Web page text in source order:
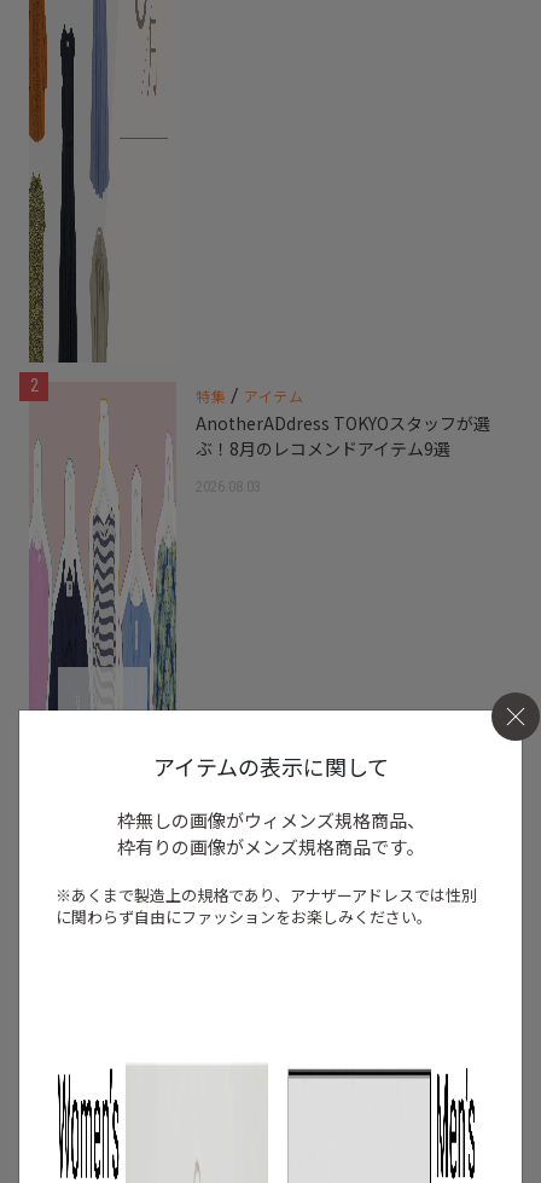
2 特集 / アイテム
AnotherADdress TOKYOスタッフが選
ぶ！8月のレコメンドアイテム9選
2026.08.03
アイテムの表示に関して
枠無しの画像がウィメンズ規格商品、
枠有りの画像がメンズ規格商品です。
※あくまで製造上の規格であり、アナザーアドレスでは性別
に関わらず自由にファッションをお楽しみください。